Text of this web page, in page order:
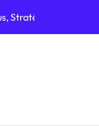
Planification des
de bonus